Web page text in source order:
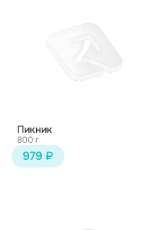
Пикник
800 г
979 ₽